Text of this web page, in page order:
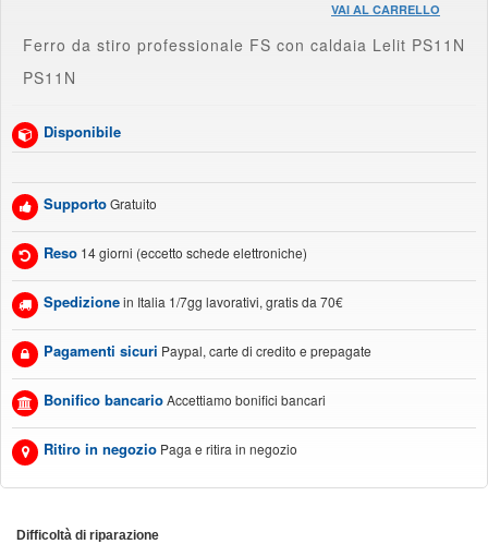
VAI AL CARRELLO
Ferro da stiro professionale FS con caldaia Lelit PS11N
PS11N
Disponibile
SupportoGratuito
Reso 14 giorni (eccetto schede elettroniche)
Spedizionein Italia 1/7gg lavorativi, gratis da 70€
Pagamenti sicuri Paypal, carte di credito e prepagate
Bonifico bancarioAccettiamo bonifici bancari
Ritiro in negozio Paga e ritira in negozio
Difficoltà di riparazione